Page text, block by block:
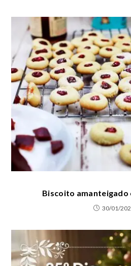
Biscoito amanteigado
30/01/